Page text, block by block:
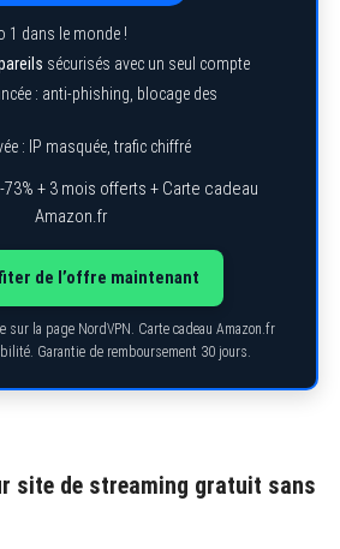
1 dans le monde !
sécurisés avec un seul compte
: anti-phishing, blocage des
: IP masquée, trafic chiffré
-73% + 3 mois offerts + Carte cadeau
Amazon.fr
de l’offre maintenant
sur la page NordVPN. Carte cadeau Amazon.fr
Garantie de remboursement 30 jours.
site de streaming gratuit sans